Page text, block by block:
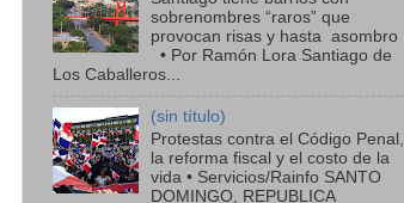
sobrenombres “raros” que
provocan risas y hasta asombro
• Por Ramón Lora Santiago de
Los Caballeros...
(sin título)
Protestas contra el Código Penal,
la reforma fiscal y el costo de la
vida • Servicios/Rainfo SANTO
DOMINGO, REPUBLICA